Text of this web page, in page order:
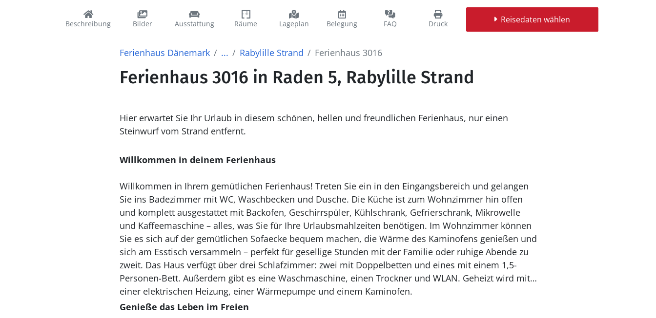
Beschreibung Bilder Ausstattung Räume Lageplan Belegung FAQ Druck Reisedaten wählen
Ferienhaus Dänemark ... Rabylille Strand Ferienhaus 3016
Ferienhaus 3016 in Raden 5, Rabylille Strand
Hier erwartet Sie Ihr Urlaub in diesem schönen, hellen und freundlichen Ferienhaus, nur einen
Steinwurf vom Strand entfernt.
Willkommen in deinem Ferienhaus
Willkommen in Ihrem gemütlichen Ferienhaus! Treten Sie ein in den Eingangsbereich und gelangen
Sie ins Badezimmer mit WC, Waschbecken und Dusche. Die Küche ist zum Wohnzimmer hin offen
und komplett ausgestattet mit Backofen, Geschirrspüler, Kühlschrank, Gefrierschrank, Mikrowelle
und Kaffeemaschine – alles, was Sie für Ihre Urlaubsmahlzeiten benötigen. Im Wohnzimmer können
Sie es sich auf der gemütlichen Sofaecke bequem machen, die Wärme des Kaminofens genießen und
sich am Esstisch versammeln – perfekt für gesellige Stunden mit der Familie oder ruhige Abende zu
zweit. Das Haus verfügt über drei Schlafzimmer: zwei mit Doppelbetten und eines mit einem 1,5-
Personen-Bett. Außerdem gibt es eine Waschmaschine, einen Trockner und WLAN. Geheizt wird mit
einer elektrischen Heizung, einer Wärmepumpe und einem Kaminofen.
Genieße das Leben im Freien